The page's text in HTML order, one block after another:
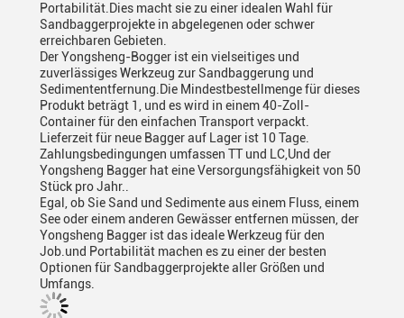
Portabilität.Dies macht sie zu einer idealen Wahl für
Sandbaggerprojekte in abgelegenen oder schwer
erreichbaren Gebieten.
Der Yongsheng-Bogger ist ein vielseitiges und
zuverlässiges Werkzeug zur Sandbaggerung und
Sedimententfernung.Die Mindestbestellmenge für dieses
Produkt beträgt 1, und es wird in einem 40-Zoll-
Container für den einfachen Transport verpackt.
Lieferzeit für neue Bagger auf Lager ist 10 Tage.
Zahlungsbedingungen umfassen TT und LC,Und der
Yongsheng Bagger hat eine Versorgungsfähigkeit von 50
Stück pro Jahr..
Egal, ob Sie Sand und Sedimente aus einem Fluss, einem
See oder einem anderen Gewässer entfernen müssen, der
Yongsheng Bagger ist das ideale Werkzeug für den
Job.und Portabilität machen es zu einer der besten
Optionen für Sandbaggerprojekte aller Größen und
Umfangs.